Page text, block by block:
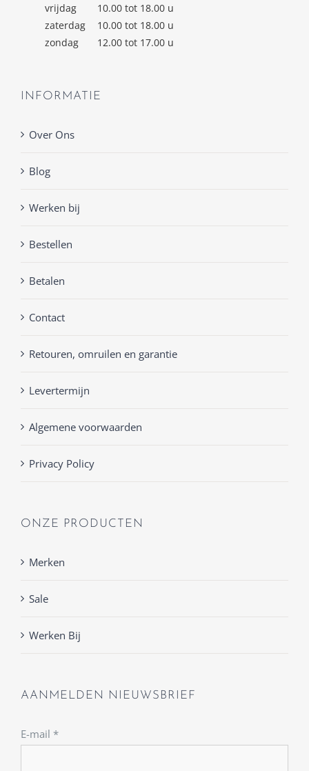
vrijdag
10.00 tot 18.00 u
zaterdag
10.00 tot 18.00 u
zondag
12.00 tot 17.00 u
INFORMATIE
Over Ons
Blog
Werken bij
Bestellen
Betalen
Contact
Retouren, omruilen en garantie
Levertermijn
Algemene voorwaarden
Privacy Policy
ONZE PRODUCTEN
Merken
Sale
Werken Bij
AANMELDEN NIEUWSBRIEF
E-mail *